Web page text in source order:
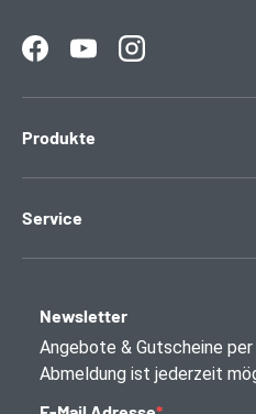
FacebookYouTubeInstagram
Produkte
Service
Newsletter
Angebote & Gutscheine
Abmeldung ist jederzeit